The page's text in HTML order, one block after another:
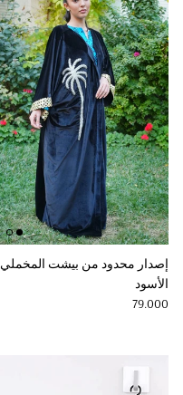
إصدار محدود من بيشت المخملي
الأسود
Regular price
79.000